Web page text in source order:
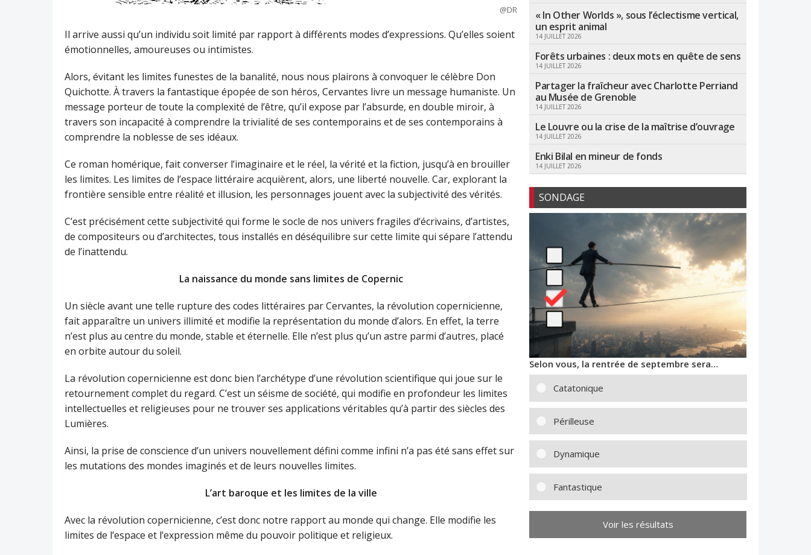
@DR
Il arrive aussi qu’un individu soit limité par rapport à différents modes d’expressions. Qu’elles soient
émotionnelles, amoureuses ou intimistes.
Alors, évitant les limites funestes de la banalité, nous nous plairons à convoquer le célèbre Don
Quichotte. À travers la fantastique épopée de son héros, Cervantes livre un message humaniste. Un
message porteur de toute la complexité de l’être, qu’il expose par l’absurde, en double miroir, à
travers son incapacité à comprendre la trivialité de ses contemporains et de ses contemporains à
comprendre la noblesse de ses idéaux.
Ce roman homérique, fait converser l’imaginaire et le réel, la vérité et la fiction, jusqu’à en brouiller
les limites. Les limites de l’espace littéraire acquièrent, alors, une liberté nouvelle. Car, explorant la
frontière sensible entre réalité et illusion, les personnages jouent avec la subjectivité des vérités.
C’est précisément cette subjectivité qui forme le socle de nos univers fragiles d’écrivains, d’artistes,
de compositeurs ou d’architectes, tous installés en déséquilibre sur cette limite qui sépare l’attendu
de l’inattendu.
La naissance du monde sans limites de Copernic
Un siècle avant une telle rupture des codes littéraires par Cervantes, la révolution copernicienne,
fait apparaître un univers illimité et modifie la représentation du monde d’alors. En effet, la terre
n’est plus au centre du monde, stable et éternelle. Elle n’est plus qu’un astre parmi d’autres, placé
en orbite autour du soleil.
La révolution copernicienne est donc bien l’archétype d’une révolution scientifique qui joue sur le
retournement complet du regard. C’est un séisme de société, qui modifie en profondeur les limites
intellectuelles et religieuses pour ne trouver ses applications véritables qu’à partir des siècles des
Lumières.
Ainsi, la prise de conscience d’un univers nouvellement défini comme infini n’a pas été sans effet sur
les mutations des mondes imaginés et de leurs nouvelles limites.
L’art baroque et les limites de la ville
Avec la révolution copernicienne, c’est donc notre rapport au monde qui change. Elle modifie les
limites de l’espace et l’expression même du pouvoir politique et religieux.
« In Other Worlds », sous l’éclectisme vertical,
un esprit animal
14 JUILLET 2026
Forêts urbaines : deux mots en quête de sens
14 JUILLET 2026
Partager la fraîcheur avec Charlotte Perriand
au Musée de Grenoble
14 JUILLET 2026
Le Louvre ou la crise de la maîtrise d’ouvrage
14 JUILLET 2026
Enki Bilal en mineur de fonds
14 JUILLET 2026
SONDAGE
Selon vous, la rentrée de septembre sera…
Catatonique
Périlleuse
Dynamique
Fantastique
Voir les résultats